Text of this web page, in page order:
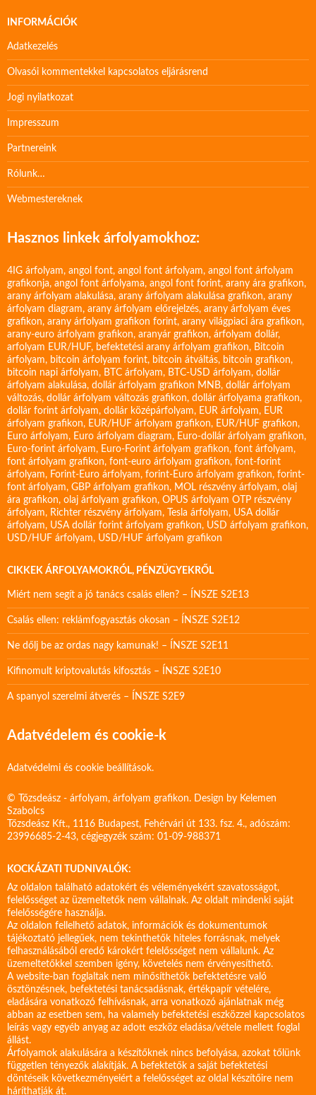
INFORMÁCIÓK
Adatkezelés
Olvasói kommentekkel kapcsolatos eljárásrend
Jogi nyilatkozat
Impresszum
Partnereink
Rólunk…
Webmestereknek
Hasznos linkek árfolyamokhoz:
4IG árfolyam, angol font, angol font árfolyam, angol font árfolyam
grafikonja, angol font árfolyama, angol font forint, arany ára grafikon,
arany árfolyam alakulása, arany árfolyam alakulása grafikon, arany
árfolyam diagram, arany árfolyam előrejelzés, arany árfolyam éves
grafikon, arany árfolyam grafikon forint, arany világpiaci ára grafikon,
arany-euro árfolyam grafikon, aranyár grafikon, árfolyam dollár,
arfolyam EUR/HUF, befektetési arany árfolyam grafikon, Bitcoin
árfolyam, bitcoin árfolyam forint, bitcoin átváltás, bitcoin grafikon,
bitcoin napi árfolyam, BTC árfolyam, BTC-USD árfolyam, dollár
árfolyam alakulása, dollár árfolyam grafikon MNB, dollár árfolyam
változás, dollár árfolyam változás grafikon, dollár árfolyama grafikon,
dollár forint árfolyam, dollár középárfolyam, EUR árfolyam, EUR
árfolyam grafikon, EUR/HUF árfolyam grafikon, EUR/HUF grafikon,
Euro árfolyam, Euro árfolyam diagram, Euro-dollár árfolyam grafikon,
Euro-forint árfolyam, Euro-Forint árfolyam grafikon, font árfolyam,
font árfolyam grafikon, font-euro árfolyam grafikon, font-forint
árfolyam, Forint-Euro árfolyam, forint-Euro árfolyam grafikon, forint-
font árfolyam, GBP árfolyam grafikon, MOL részvény árfolyam, olaj
ára grafikon, olaj árfolyam grafikon, OPUS árfolyam OTP részvény
árfolyam, Richter részvény árfolyam, Tesla árfolyam, USA dollár
árfolyam, USA dollár forint árfolyam grafikon, USD árfolyam grafikon,
USD/HUF árfolyam, USD/HUF árfolyam grafikon
CIKKEK ÁRFOLYAMOKRÓL, PÉNZÜGYEKRŐL
Miért nem segít a jó tanács csalás ellen? – ÍNSZE S2E13
Csalás ellen: reklámfogyasztás okosan – ÍNSZE S2E12
Ne dőlj be az ordas nagy kamunak! – ÍNSZE S2E11
Kifinomult kriptovalutás kifosztás – ÍNSZE S2E10
A spanyol szerelmi átverés – ÍNSZE S2E9
Adatvédelem és cookie-k
Adatvédelmi és cookie beállítások.
© Tőzsdeász - árfolyam, árfolyam grafikon. Design by Kelemen
Szabolcs
Tőzsdeász Kft., 1116 Budapest, Fehérvári út 133. fsz. 4., adószám:
23996685-2-43, cégjegyzék szám: 01-09-988371
KOCKÁZATI TUDNIVALÓK:
Az oldalon található adatokért és véleményekért szavatosságot,
felelősséget az üzemeltetők nem vállalnak. Az oldalt mindenki saját
felelősségére használja.
Az oldalon fellelhető adatok, információk és dokumentumok
tájékoztató jellegűek, nem tekinthetők hiteles forrásnak, melyek
felhasználásából eredő károkért felelősséget nem vállalunk. Az
üzemeltetőkkel szemben igény, követelés nem érvényesíthető.
A website-ban foglaltak nem minősíthetők befektetésre való
ösztönzésnek, befektetési tanácsadásnak, értékpapír vételére,
eladására vonatkozó felhívásnak, arra vonatkozó ajánlatnak még
abban az esetben sem, ha valamely befektetési eszközzel kapcsolatos
leírás vagy egyéb anyag az adott eszköz eladása/vétele mellett foglal
állást.
Árfolyamok alakulására a készítőknek nincs befolyása, azokat tőlünk
független tényezők alakítják. A befektetők a saját befektetési
döntéseik következményeiért a felelősséget az oldal készítőire nem
háríthatják át.